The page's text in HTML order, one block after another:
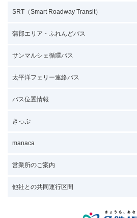
SRT（Smart Roadway Transit）
蒲郡エリア・ふれんどバス
サンマルシェ循環バス
太平洋フェリー連絡バス
バス位置情報
きっぷ
manaca
営業所のご案内
他社との共同運行区間